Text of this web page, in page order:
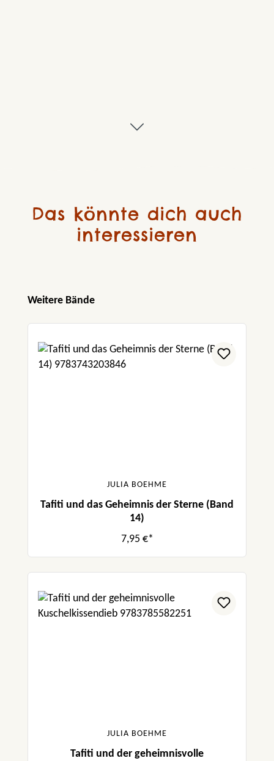
Das könnte dich auch
interessieren
Produktgalerie überspringen
Weitere Bände
JULIA BOEHME
Tafiti und das Geheimnis der Sterne (Band
14)
7,95 €*
JULIA BOEHME
Tafiti und der geheimnisvolle